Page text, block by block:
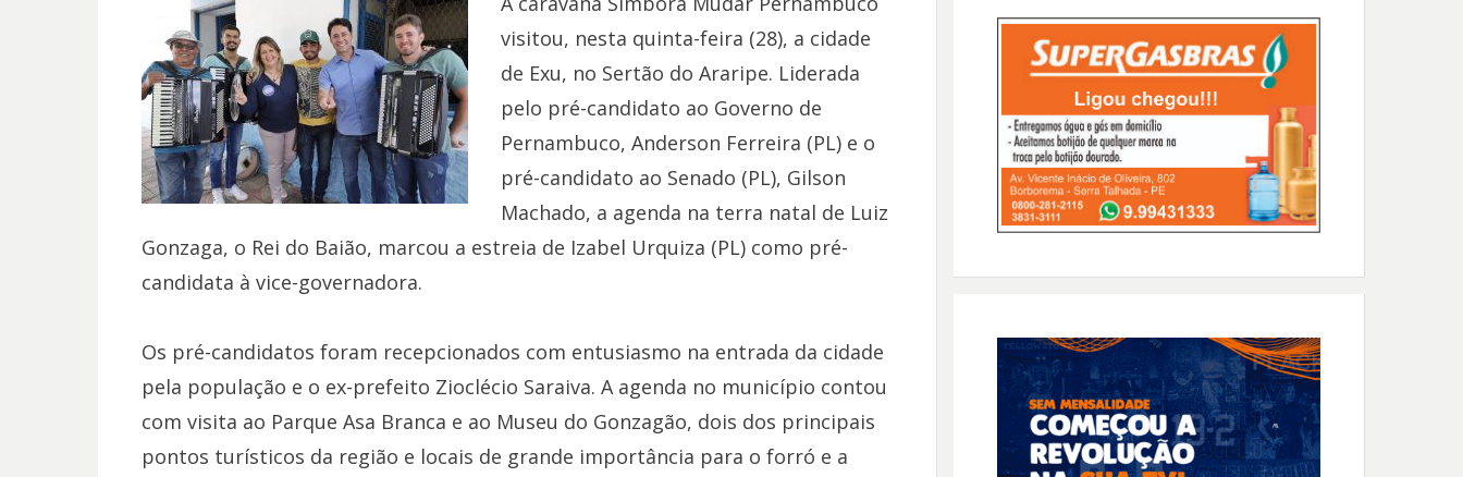
visitou, nesta quinta-feira (28), a cidade
de Exu, no Sertão do Araripe. Liderada
pelo pré-candidato ao Governo de
Pernambuco, Anderson Ferreira (PL) e o
pré-candidato ao Senado (PL), Gilson
Machado, a agenda na terra natal de Luiz
Gonzaga, o Rei do Baião, marcou a estreia de Izabel Urquiza (PL) como pré-
candidata à vice-governadora.
Os pré-candidatos foram recepcionados com entusiasmo na entrada da cidade
pela população e o ex-prefeito Zioclécio Saraiva. A agenda no município contou
com visita ao Parque Asa Branca e ao Museu do Gonzagão, dois dos principais
pontos turísticos da região e locais de grande importância para o forró e a